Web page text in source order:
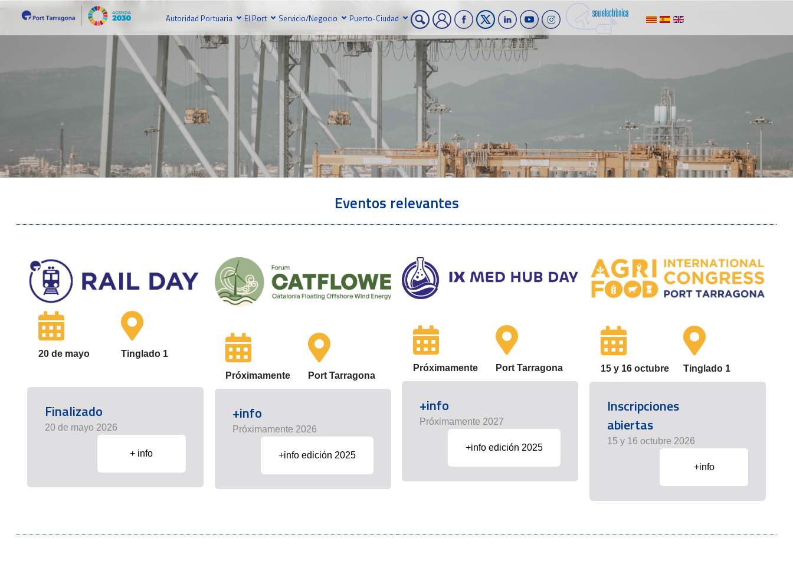
Autoridad Portuaria El Port Servicio/Negocio Puerto-Ciudad
Eventos relevantes
20 de mayo Tinglado 1
Finalizado
20 de mayo 2026
+ info
Próximamente Port Tarragona
+info
Próximamente 2026
+info edición 2025
Próximamente Port Tarragona
+info
Próximamente 2027
+info edición 2025
15 y 16 octubre Tinglado 1
Inscripciones
abiertas
15 y 16 octubre 2026
+info